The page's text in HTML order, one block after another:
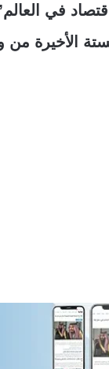
في
الأخيرة من